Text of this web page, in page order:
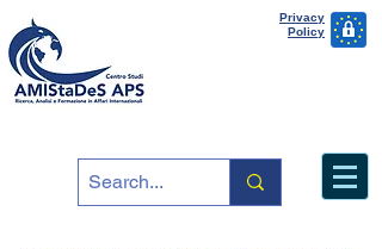
Privacy
Policy